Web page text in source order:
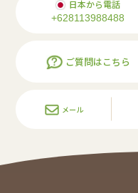
日本から電話
+628113988488
ご質問はこちら
メール